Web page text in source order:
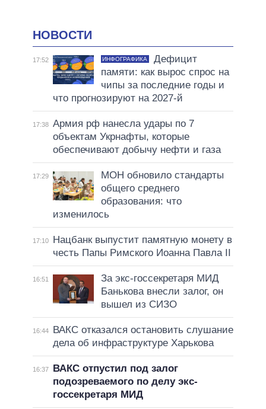
НОВОСТИ
17:52 ИНФОГРАФИКА
Дефицит
памяти: как вырос спрос на
чипы за последние годы и
что прогнозируют на 2027-й
17:38 Армия рф нанесла удары по 7
объектам Укрнафты, которые
обеспечивают добычу нефти и газа
17:29
МОН обновило стандарты
общего среднего
образования: что
изменилось
17:10
Нацбанк выпустит памятную монету в
честь Папы Римского Иоанна Павла II
16:51
За экс-госсекретаря МИД
Банькова внесли залог, он
вышел из СИЗО
16:44
ВАКС отказался остановить слушание
дела об инфраструктуре Харькова
16:37
ВАКС отпустил под залог
подозреваемого по делу экс-
госсекретаря МИД